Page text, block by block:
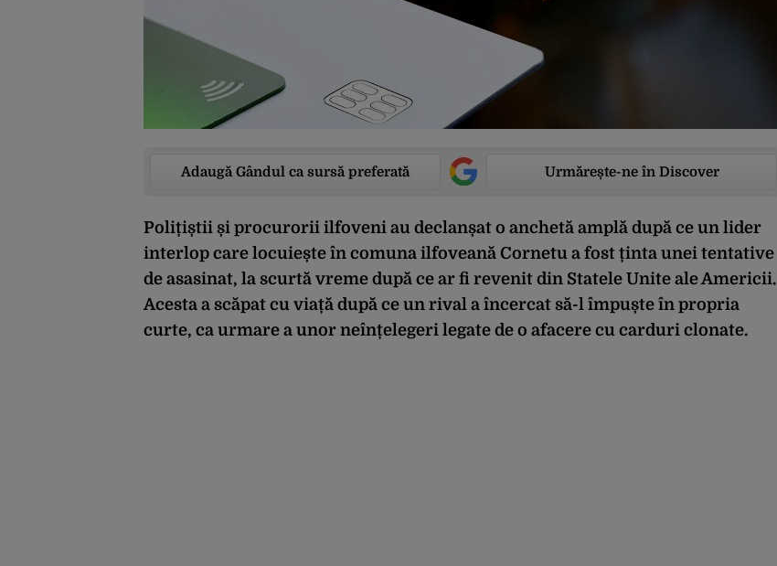
Adaugă Gândul ca sursă preferată Urmărește-ne în Discover
Polițiștii și procurorii ilfoveni au declanșat o anchetă amplă după ce un lider
interlop care locuiește în comuna ilfoveană Cornetu a fost ținta unei tentative
de asasinat, la scurtă vreme după ce ar fi revenit din Statele Unite ale Americii.
Acesta a scăpat cu viață după ce un rival a încercat să-l împuște în propria
curte, ca urmare a unor neînțelegeri legate de o afacere cu carduri clonate.